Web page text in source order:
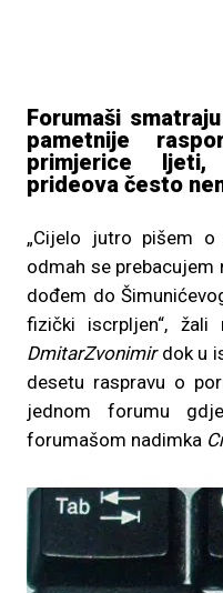
Forumaši
pametnije
primjerice
prideova često
„Cijelo jutro pišem
odmah se prebacujem
dođem do
fizički iscrpljen“,
DmitarZvonimirdok u
desetu raspravu o
jednom forumu
forumašom nadimka